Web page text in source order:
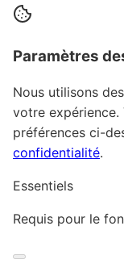
Paramètres
Nous utilisons
votre expérience.
préférences ci-
confidentialité.
Essentiels
Requis pour le